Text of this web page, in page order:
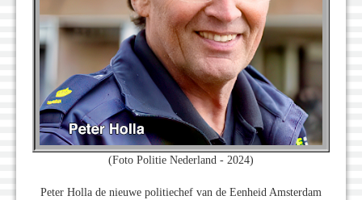
(Foto Politie Nederland - 2024)
Peter Holla de nieuwe politiechef van de Eenheid Amsterdam